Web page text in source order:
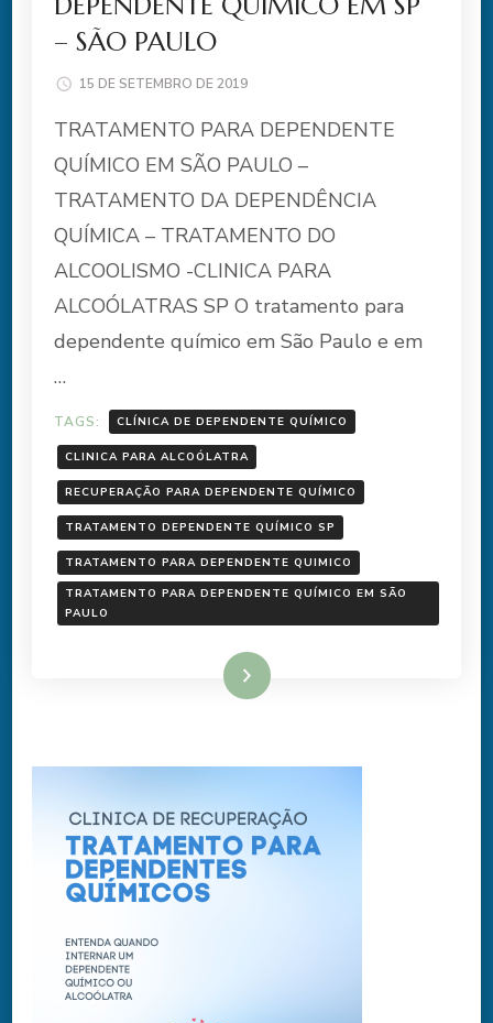
– SÃO PAULO
15 DE SETEMBRO DE 2019
TRATAMENTO PARA DEPENDENTE
QUÍMICO EM SÃO PAULO –
TRATAMENTO DA DEPENDÊNCIA
QUÍMICA – TRATAMENTO DO
ALCOOLISMO -CLINICA PARA
ALCOÓLATRAS SP O tratamento para
dependente químico em São Paulo e em
…
TAGS: CLÍNICA DE DEPENDENTE QUÍMICO
CLINICA PARA ALCOÓLATRA
RECUPERAÇÃO PARA DEPENDENTE QUÍMICO
TRATAMENTO DEPENDENTE QUÍMICO SP
TRATAMENTO PARA DEPENDENTE QUIMICO
TRATAMENTO PARA DEPENDENTE QUÍMICO EM SÃO
PAULO
Ler mais